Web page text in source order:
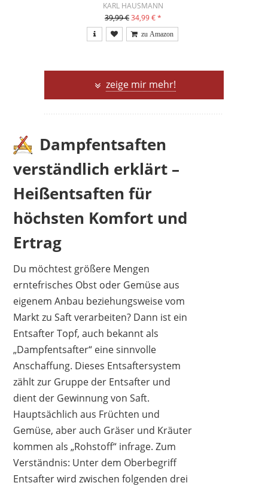
KARL HAUSMANN
39,99 €34,99 €*
GRAFNER
44,80 €*
zeige mir mehr!
Dampfentsaften
verständlich erklärt –
Heißentsaften für
höchsten Komfort und
Ertrag
Du möchtest größere Mengen
erntefrisches Obst oder Gemüse aus
eigenem Anbau beziehungsweise vom
Markt zu Saft verarbeiten? Dann ist ein
Entsafter Topf, auch bekannt als
„Dampfentsafter“ eine sinnvolle
Anschaffung. Dieses Entsaftersystem
zählt zur Gruppe der Entsafter und
dient der Gewinnung von Saft.
Hauptsächlich aus Früchten und
Gemüse, aber auch Gräser und Kräuter
kommen als „Rohstoff“ infrage. Zum
Verständnis: Unter dem Oberbegriff
Entsafter wird zwischen folgenden drei